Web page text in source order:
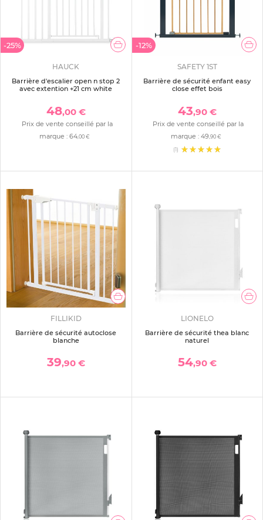
-25%
HAUCK
Barrière d'escalier open n stop 2
avec extention +21 cm white
48,00 €
Prix de vente conseillé par la
marque :64 ,00 €
-12%
SAFETY 1ST
Barrière de sécurité enfant easy
close effet bois
43,90 €
Prix de vente conseillé par la
marque : 49 ,90 €
(1)
FILLIKID
Barrière de sécurité autoclose
blanche
39,90 €
LIONELO
Barrière de sécurité thea blanc
naturel
54,90 €